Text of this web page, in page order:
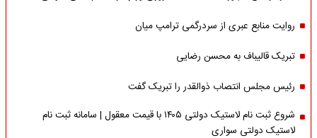
روایت منابع عبری از سردرگمی ترامپ میان
تبریک قالیباف به محسن رضایی
رئیس مجلس انتصاب ذوالقدر را تبریک گفت
شروع ثبت نام لاستیک دولتی ۱۴۰۵ با قیمت معقول | سامانه ثبت نام
لاستیک دولتی سواری